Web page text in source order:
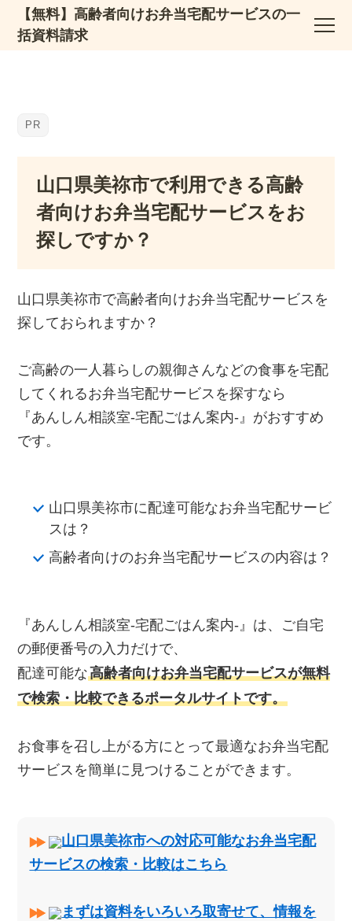
【無料】高齢者向けお弁当宅配サービスの一
括資料請求
山口県美祢市で利用できる高齢
者向けお弁当宅配サービスをお
探しですか？
山口県美祢市で高齢者向けお弁当宅配サービスを
探しておられますか？
ご高齢の一人暮らしの親御さんなどの食事を宅配
してくれるお弁当宅配サービスを探すなら
『あんしん相談室‐宅配ごはん案内‐』がおすすめ
です。
山口県美祢市に配達可能なお弁当宅配サービ
スは？
高齢者向けのお弁当宅配サービスの内容は？
『あんしん相談室‐宅配ごはん案内‐』は、ご自宅
の郵便番号の入力だけで、
配達可能な高齢者向けお弁当宅配サービスが無料
で検索・比較できるポータルサイトです。
お食事を召し上がる方にとって最適なお弁当宅配
サービスを簡単に見つけることができます。
山口県美祢市への対応可能なお弁当宅配
サービスの検索・比較はこちら
まずは資料をいろいろ取寄せて、情報を